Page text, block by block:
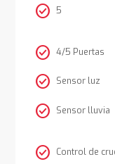
check_circle 5
check_circle 4/5 Puertas
check_circle Sensor luz
check_circle Sensor lluvia
check_circle Control de